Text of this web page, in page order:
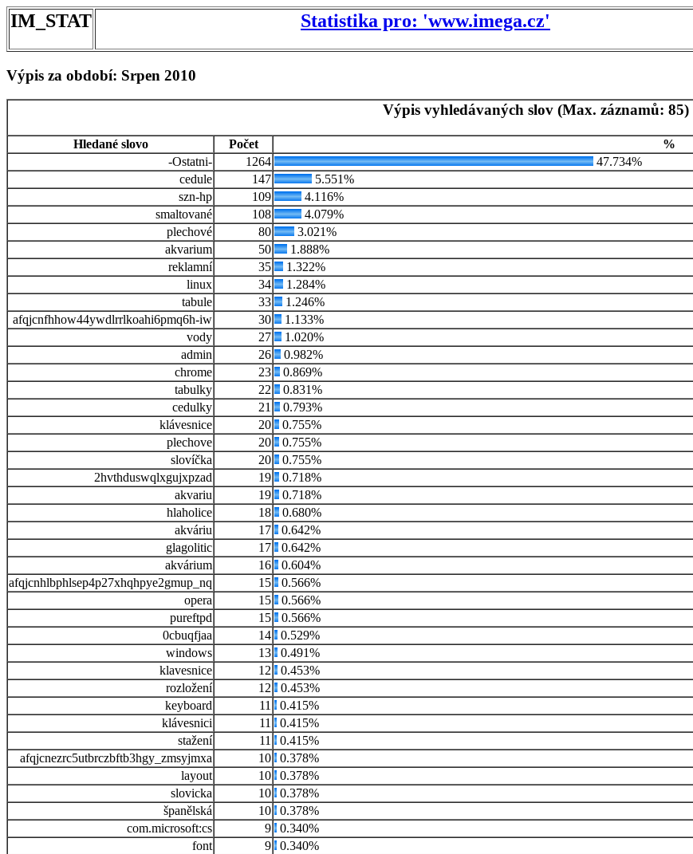
IM_STAT Statistika pro: 'www.imega.cz'
Výpis za období: Srpen 2010
Výpis vyhledávaných slov (Max. záznamů: 85)
Hledané slovo Počet
%
-Ostatni-
1264
47.734%
cedule
147
5.551%
szn-hp
109
4.116%
smaltované
108
4.079%
plechové
80
3.021%
akvarium
50
1.888%
reklamní
35
1.322%
linux
34
1.284%
tabule
33
1.246%
afqjcnfhhow44ywdlrrlkoahi6pmq6h-iw
30
1.133%
vody
27
1.020%
admin
26
0.982%
chrome
23
0.869%
tabulky
22
0.831%
cedulky
21
0.793%
klávesnice
20
0.755%
plechove
20
0.755%
slovíčka
20
0.755%
2hvthduswqlxgujxpzad
19
0.718%
akvariu
19
0.718%
hlaholice
18
0.680%
akváriu
17
0.642%
glagolitic
17
0.642%
akvárium
16
0.604%
afqjcnhlbphlsep4p27xhqhpye2gmup_nq
15
0.566%
opera
15
0.566%
pureftpd
15
0.566%
0cbuqfjaa
14
0.529%
windows
13
0.491%
klavesnice
12
0.453%
rozložení
12
0.453%
keyboard
11
0.415%
klávesnici
11
0.415%
stažení
11
0.415%
afqjcnezrc5utbrczbftb3hgy_zmsyjmxa
10
0.378%
layout
10
0.378%
slovicka
10
0.378%
španělská
10
0.378%
com.microsoft:cs
9
0.340%
font
9
0.340%